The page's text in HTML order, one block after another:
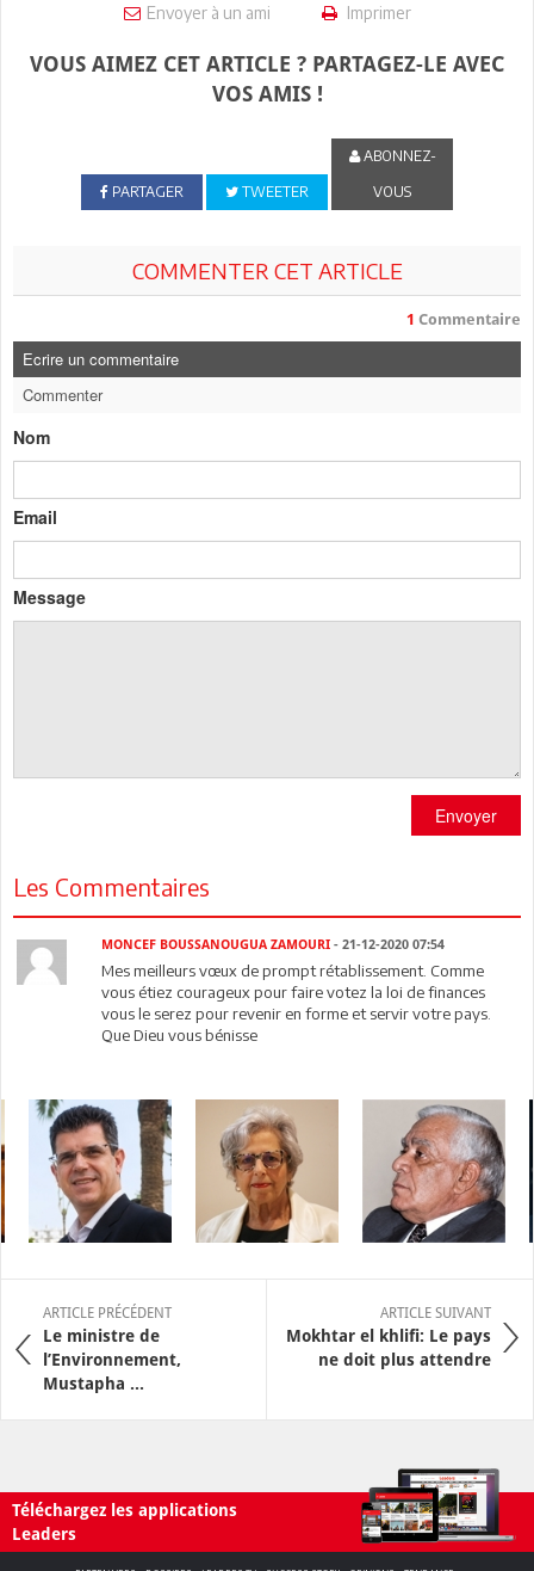
Envoyer à un ami Imprimer
VOUS AIMEZ CET ARTICLE ? PARTAGEZ-LE AVEC
VOS AMIS !
PARTAGER TWEETER
ABONNEZ-
VOUS
COMMENTER CET ARTICLE
1 Commentaire
Ecrire un commentaire
Commenter
Nom
Email
Message
Envoyer
Les Commentaires
MONCEF BOUSSANOUGUA ZAMOURI - 21-12-2020 07:54
Mes meilleurs vœux de prompt rétablissement. Comme
vous étiez courageux pour faire votez la loi de finances
vous le serez pour revenir en forme et servir votre pays.
Que Dieu vous bénisse
ARTICLE PRÉCÉDENT
Le ministre de
l’Environnement,
Mustapha ...
ARTICLE SUIVANT
Mokhtar el khlifi: Le pays
ne doit plus attendre
Téléchargez les applications
Leaders